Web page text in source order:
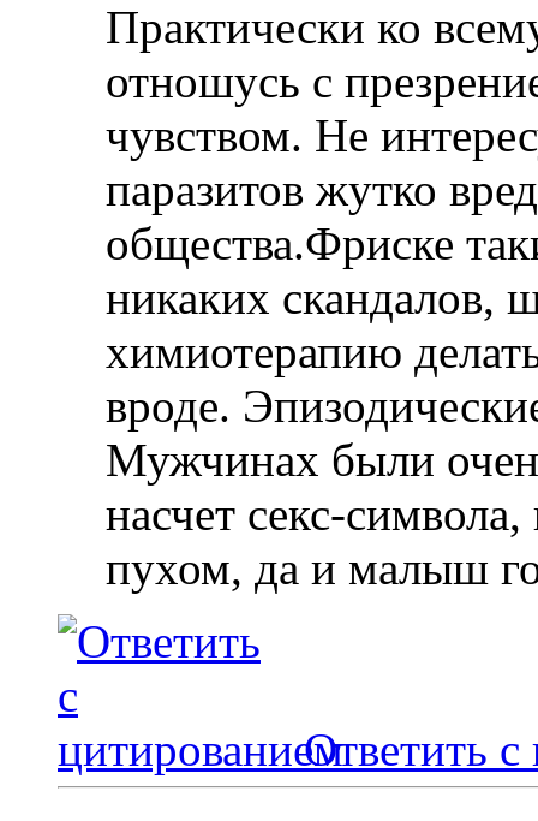
Практически ко
отношусь с
чувством. Не
паразитов жутко
общества.Фриске
никаких скандалов,
химиотерапию
вроде.
Мужчинах были
насчет секс-
пухом, да и малыш
Ответить с